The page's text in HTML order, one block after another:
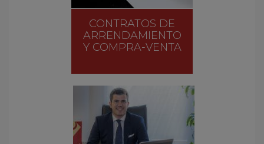
CONTRATOS DE
ARRENDAMIENTO
Y COMPRA-VENTA